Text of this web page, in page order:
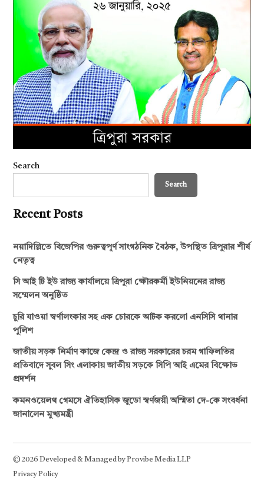
Search
Search
Recent Posts
নয়াদিল্লিতে বিজেপির গুরুত্বপূর্ণ সাংগঠনিক বৈঠক, উপস্থিত ত্রিপুরার শীর্ষ
নেতৃত্ব
সি আই টি ইউ রাজ্য কার্যালয়ে ত্রিপুরা ক্ষৌরকর্মী ইউনিয়নের রাজ্য
সম্মেলন অনুষ্ঠিত
চুরি যাওয়া স্বর্ণালংকার সহ এক চোরকে আটক করলো এনসিসি থানার
পুলিশ
জাতীয় সড়ক নির্মাণ কাজে কেন্দ্র ও রাজ্য সরকারের চরম গাফিলতির
প্রতিবাদে সুবল সিং এলাকায় জাতীয় সড়কে সিপি আই এমের বিক্ষোভ
প্রদর্শন
কমনওয়েলথ গেমসে ঐতিহাসিক জুডো স্বর্ণজয়ী অস্মিতা দে-কে সংবর্ধনা
জানালেন মুখ্যমন্ত্রী
© 2026 Developed & Managed by Provibe Media LLP
Privacy Policy